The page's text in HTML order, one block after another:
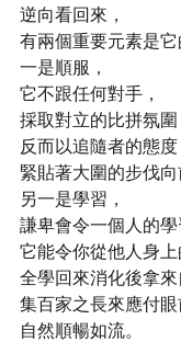
逆向看回來，
有兩個重要元素是它
一是順服，
它不跟任何對手，
採取對立的比拼氛圍
反而以追隨者的態度
緊貼著大圍的步伐向
另一是學習，
謙卑會令一個人的學
它能令你從他人身上
全學回來消化後拿來
集百家之長來應付眼
自然順暢如流。